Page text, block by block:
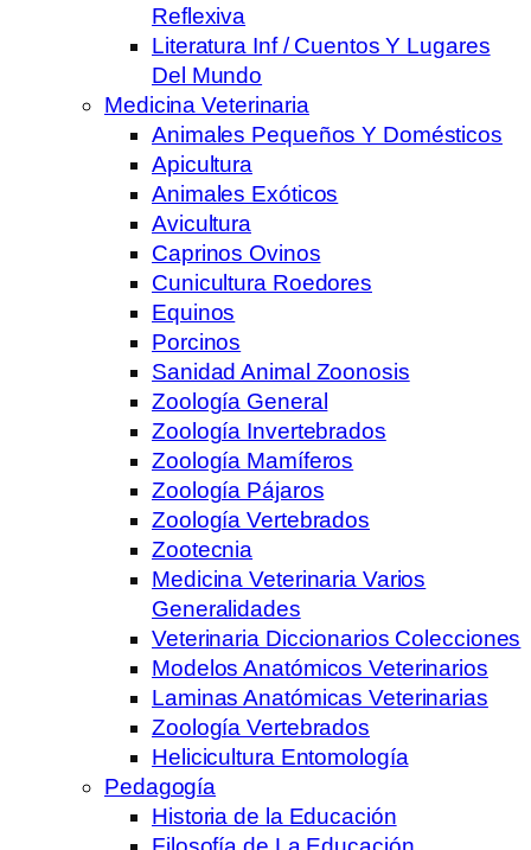
Reflexiva
Literatura Inf / Cuentos Y Lugares
Del Mundo
Medicina Veterinaria
Animales Pequeños Y Domésticos
Apicultura
Animales Exóticos
Avicultura
Caprinos Ovinos
Cunicultura Roedores
Equinos
Porcinos
Sanidad Animal Zoonosis
Zoología General
Zoología Invertebrados
Zoología Mamíferos
Zoología Pájaros
Zoología Vertebrados
Zootecnia
Medicina Veterinaria Varios
Generalidades
Veterinaria Diccionarios Colecciones
Modelos Anatómicos Veterinarios
Laminas Anatómicas Veterinarias
Zoología Vertebrados
Helicicultura Entomología
Pedagogía
Historia de la Educación